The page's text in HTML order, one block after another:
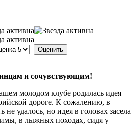
и сочувствующим!
молодом клубе родилась идея
дороге. К сожалению, в
не удалось, но идея в головах засела
в лыжных походах, сидя у